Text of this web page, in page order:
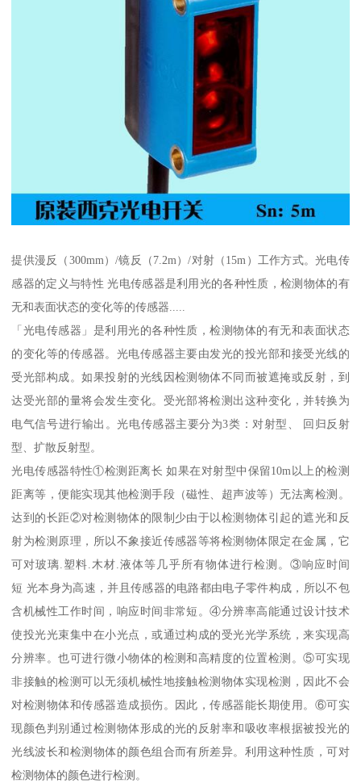
提供漫反（300mm）/镜反（7.2m）/对射（15m）工作方式。光电传
感器的定义与特性 光电传感器是利用光的各种性质，检测物体的有
无和表面状态的变化等的传感器.....
「光电传感器」是利用光的各种性质，检测物体的有无和表面状态
的变化等的传感器。光电传感器主要由发光的投光部和接受光线的
受光部构成。如果投射的光线因检测物体不同而被遮掩或反射，到
达受光部的量将会发生变化。受光部将检测出这种变化，并转换为
电气信号进行输出。光电传感器主要分为3类：对射型、 回归反射
型、扩散反射型。
光电传感器特性①检测距离长 如果在对射型中保留10m以上的检测
距离等，便能实现其他检测手段（磁性、超声波等）无法离检测。
达到的长距②对检测物体的限制少由于以检测物体引起的遮光和反
射为检测原理，所以不象接近传感器等将检测物体限定在金属，它
可对玻璃.塑料.木材.液体等几乎所有物体进行检测。③响应时间
短 光本身为高速，并且传感器的电路都由电子零件构成，所以不包
含机械性工作时间，响应时间非常短。④分辨率高能通过设计技术
使投光光束集中在小光点，或通过构成的受光光学系统，来实现高
分辨率。也可进行微小物体的检测和高精度的位置检测。⑤可实现
非接触的检测可以无须机械性地接触检测物体实现检测，因此不会
对检测物体和传感器造成损伤。因此，传感器能长期使用。⑥可实
现颜色判别通过检测物体形成的光的反射率和吸收率根据被投光的
光线波长和检测物体的颜色组合而有所差异。利用这种性质，可对
检测物体的颜色进行检测。